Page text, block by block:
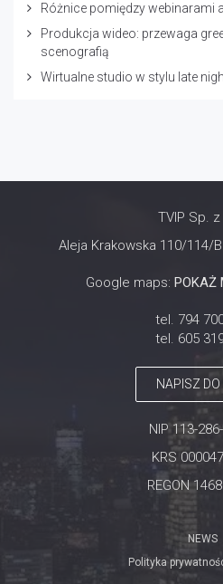
Różnice pomiędzy webinarami
Produkcja wideo: przewaga
scenografią
Wirtualne studio w stylu late
TVIP Sp.
Aleja Krakowska 110/114/
Google maps: POKAŻ
tel. 794
tel. 605
NAPISZ
NIP 113-
KRS
REGON
NEWS
Polityka